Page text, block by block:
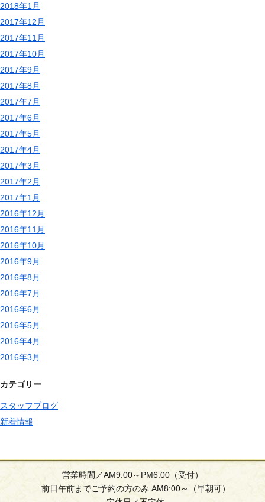
2018年1月
2017年12月
2017年11月
2017年10月
2017年9月
2017年8月
2017年7月
2017年6月
2017年5月
2017年4月
2017年3月
2017年2月
2017年1月
2016年12月
2016年11月
2016年10月
2016年9月
2016年8月
2016年7月
2016年6月
2016年5月
2016年4月
2016年3月
カテゴリー
スタッフブログ
新着情報
営業時間／AM9:00～PM6:00（受付）
前日午前までご予約の方のみ AM8:00～（早朝可）